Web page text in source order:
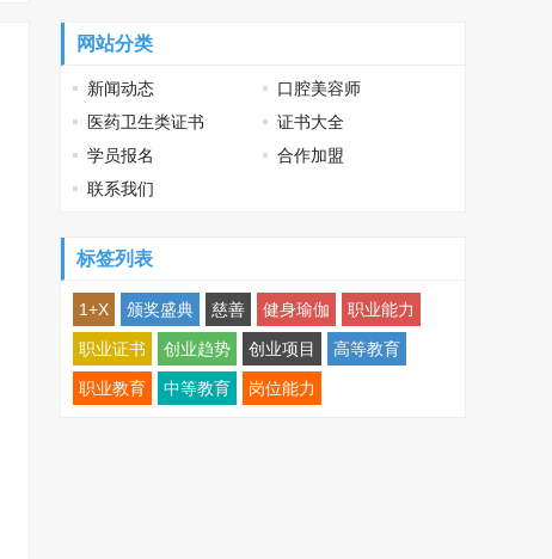
网站分类
新闻动态
口腔美容师
医药卫生类证书
证书大全
学员报名
合作加盟
联系我们
标签列表
1+X 颁奖盛典 慈善 健身瑜伽 职业能力
职业证书 创业趋势 创业项目 高等教育
职业教育 中等教育 岗位能力